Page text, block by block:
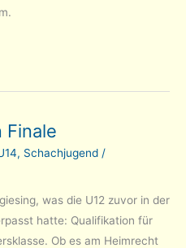
Finale
, Schachjugend /
was die U12 zuvor in der
hatte: Qualifikation für
Ob es am Heimrecht